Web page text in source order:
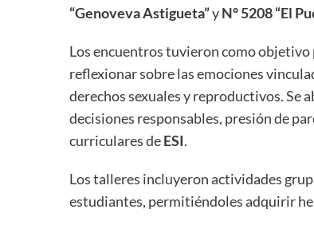
“Genoveva Astigueta”yN° 5208 “El
Los encuentros tuvieron como
reflexionar sobre las emociones
derechos sexuales y reproductivos.
decisiones responsables, presión de
curriculares deESI.
Los talleres incluyeron actividades
estudiantes, permitiéndoles adquirir